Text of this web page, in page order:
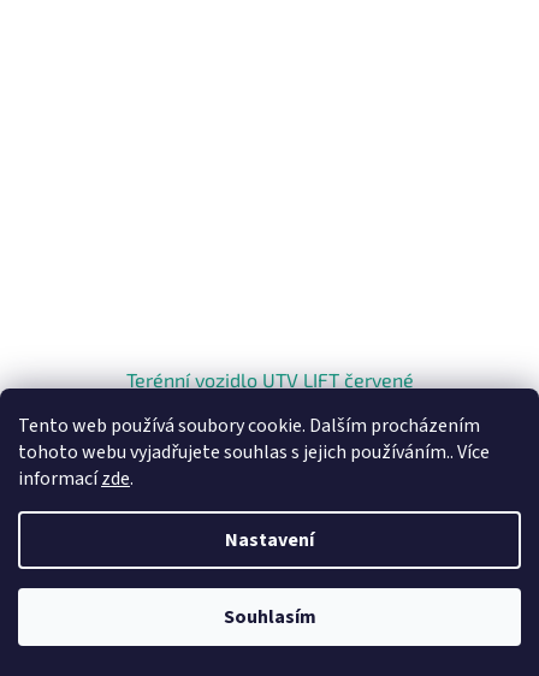
Tento web používá soubory cookie. Dalším procházením
tohoto webu vyjadřujete souhlas s jejich používáním.. Více
informacízde.
Nastavení
Souhlasím
Terénní vozidlo UTV LIFT červené
Do košíku